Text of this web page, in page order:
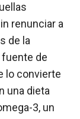
renunciar a
de la
de
lo convierte
una dieta
3, un